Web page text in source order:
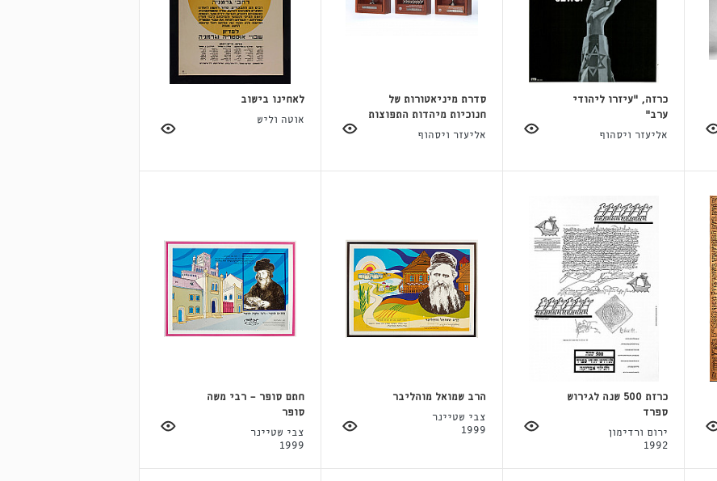
כרזה, "עיזרו ליהודי
ערב"
אליעזר ויסהוף
סדרת מיניאטורות של
חנוכיות מיהדות התפוצות
אליעזר ויסהוף
לאחינו בישוב
אוטה וליש
כרזת 500 שנה לגירוש
ספרד
ירום ורדימון
1992
הרב שמואל מוהליבר
צבי שטיינר
1999
חתם סופר - רבי משה
סופר
צבי שטיינר
1999